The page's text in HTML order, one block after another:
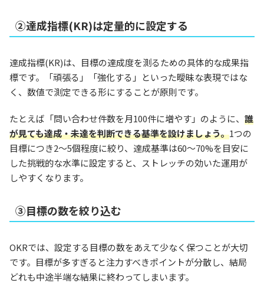
②達成指標(KR)は定量的に設定する
達成指標(KR)は、目標の達成度を測るための具体的な成果指
標です。「頑張る」「強化する」といった曖昧な表現ではな
く、数値で測定できる形にすることが原則です。
たとえば「問い合わせ件数を月100件に増やす」のように、 誰
が見ても達成・未達を判断できる基準を設けましょう。1つの
目標につき2〜5個程度に絞り、達成基準は60〜70%を目安に
した挑戦的な水準に設定すると、ストレッチの効いた運用が
しやすくなります。
③目標の数を絞り込む
OKRでは、設定する目標の数をあえて少なく保つことが大切
です。目標が多すぎると注力すべきポイントが分散し、結局
どれも中途半端な結果に終わってしまいます。